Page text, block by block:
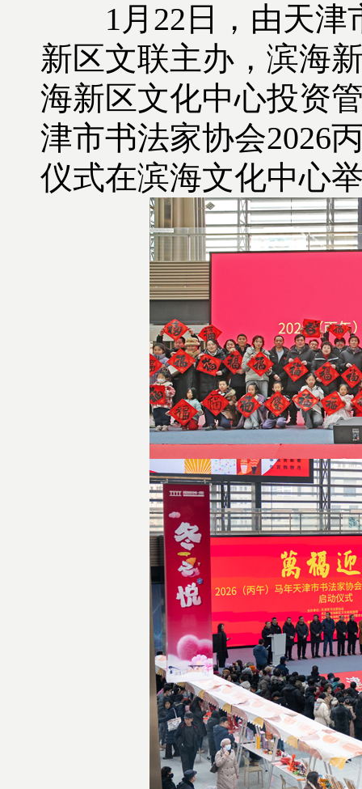
1月 22 日，由天
新区文联主办，滨海
海新区文化中心投资
津市书法家协会2026
仪式在滨海文化中心